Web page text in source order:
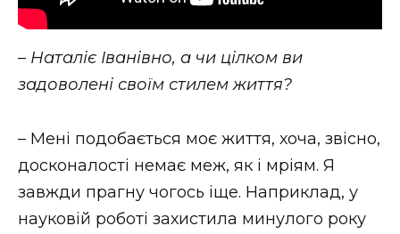
– Наталіє Іванівно, а чи цілком ви
задоволені своїм стилем життя?
– Мені подобається моє життя, хоча, звісно,
досконалості немає меж, як і мріям. Я
завжди прагну чогось іще. Наприклад, у
науковій роботі захистила минулого року